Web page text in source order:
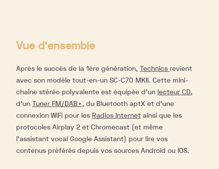
Vue d'ensemble
Après le succès de la 1ère génération, Technics revient
avec son modèle tout-en-un SC-C70 MKII. Cette mini-
chaîne stéréo polyvalente est équipée d’un lecteur CD,
d'un Tuner FM/DAB+, du Bluetooth aptX et d’une
connexion WiFi pour les Radios Internet ainsi que les
protocoles Airplay 2 et Chromecast (et même
l'assistant vocal Google Assistant) pour lire vos
contenus préférés depuis vos sources Android ou IOS.